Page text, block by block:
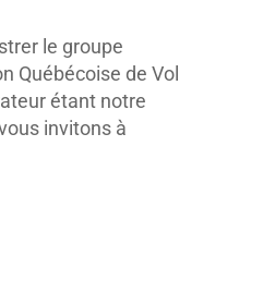
le groupe
Québécoise de Vol
étant notre
invitons à